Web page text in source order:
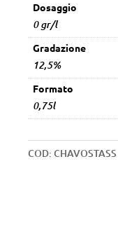
Dosaggio
0 gr/l
Gradazione
12,5%
Formato
0,75l
COD: CHAVOSTASS